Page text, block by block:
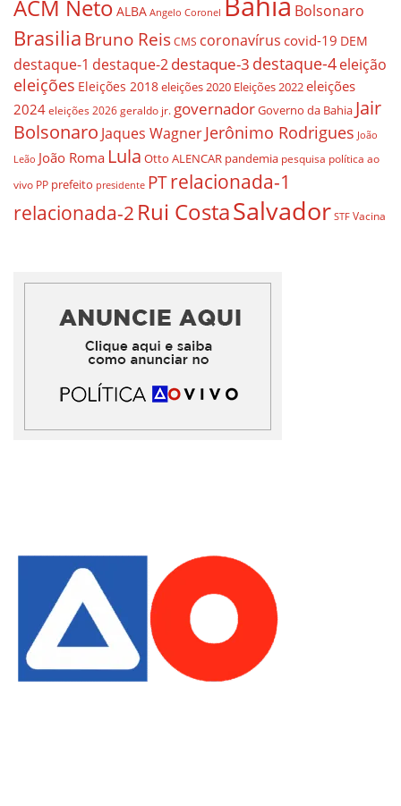
ACM Neto ALBA Angelo Coronel Bolsonaro
BrasiliaBruno ReisCMS coronavírus covid-19 DEM
destaque-1 destaque-2destaque-3 destaque-4eleição
eleições Eleições 2018eleições 2020 Eleições 2022eleições
2024 eleições 2026 geraldo jr. governadorGoverno da Bahia Jair
Bolsonaro Jaques WagnerJerônimo Rodrigues João
Leão João Roma Lula Otto ALENCAR pandemia pesquisa política ao
vivo PP prefeito presidente PTrelacionada-1
relacionada-2 Rui CostaSalvador STF Vacina